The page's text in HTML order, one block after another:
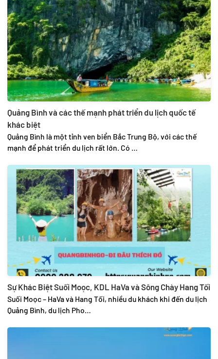
Quảng Bình và các thế mạnh phát triển du lịch quốc tế
khác biệt
Quảng Bình là một tỉnh ven biển Bắc Trung Bộ, với các thế
mạnh để phát triển du lịch rất lớn. Có …
Sự Khác Biệt Suối Moọc, KDL HaVa và Sông Chày Hang Tối
Suối Moọc – HaVa và Hang Tối, nhiều du khách khi đến du lịch
Quảng Bình, du lịch Pho…